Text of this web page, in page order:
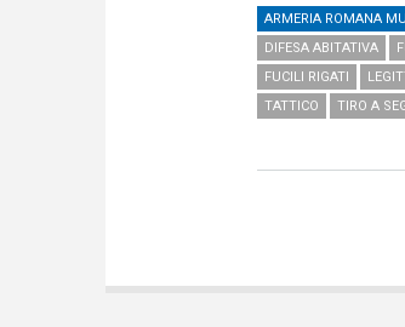
ARMERIA ROMANA
DIFESA ABITATIVA
FUCILI RIGATI
TATTICO
TIRO A